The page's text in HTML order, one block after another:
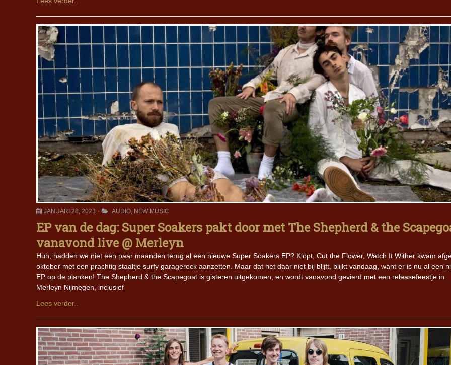
JANUARI 28, 2023 AUDIO, NEW MUSIC
EP van de dag: Super Soakers pakt door met The Shepherd & the
vanavond live @ Merleyn
Huh, hadden we niet een paar maanden terug al een nieuwe Super Soakers EP? Klopt, Cut the Flower, Watch It Wither kwam
oktober met een prachtig staaltje surfy garagerock aanzetten. Maar dat het daar niet bij blijft, blijkt vandaag, want er is nu al een
EP op de planken! The Shepherd & the Scapegoat is gisteren uitgekomen, en wordt vanavond gevierd met een releasefeestje in
Merleyn Nijmegen, inclusief
Lees verder..